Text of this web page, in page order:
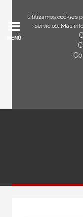
Utilizamos cookies
servicios. Más
MENÚ